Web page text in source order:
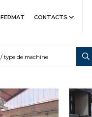
FERMAT CONTACTS